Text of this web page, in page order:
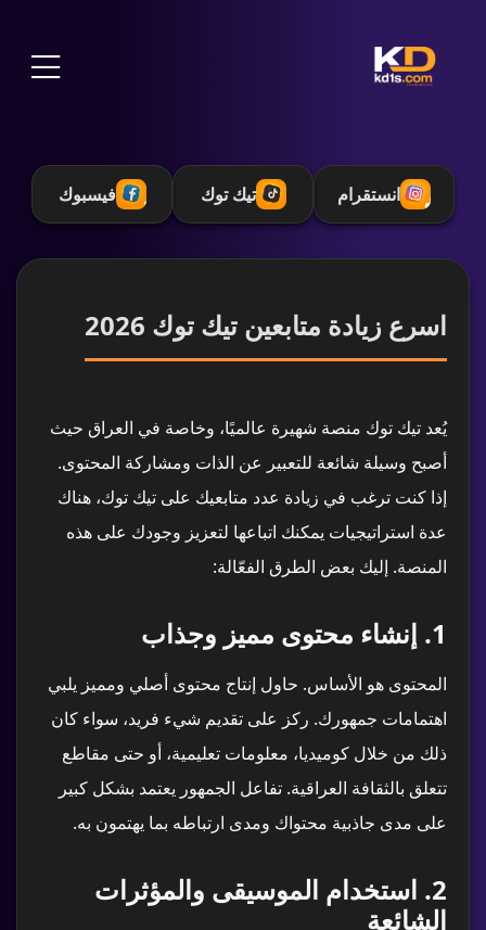
انستقرام تيك توك فيسبوك
اسرع زيادة متابعين تيك توك 2026
يُعد تيك توك منصة شهيرة عالميًا، وخاصة في العراق حيث
أصبح وسيلة شائعة للتعبير عن الذات ومشاركة المحتوى.
إذا كنت ترغب في زيادة عدد متابعيك على تيك توك، هناك
عدة استراتيجيات يمكنك اتباعها لتعزيز وجودك على هذه
المنصة. إليك بعض الطرق الفعّالة:
1. إنشاء محتوى مميز وجذاب
المحتوى هو الأساس. حاول إنتاج محتوى أصلي ومميز يلبي
اهتمامات جمهورك. ركز على تقديم شيء فريد، سواء كان
ذلك من خلال كوميديا، معلومات تعليمية، أو حتى مقاطع
تتعلق بالثقافة العراقية. تفاعل الجمهور يعتمد بشكل كبير
على مدى جاذبية محتواك ومدى ارتباطه بما يهتمون به.
2. استخدام الموسيقى والمؤثرات
الشائعة